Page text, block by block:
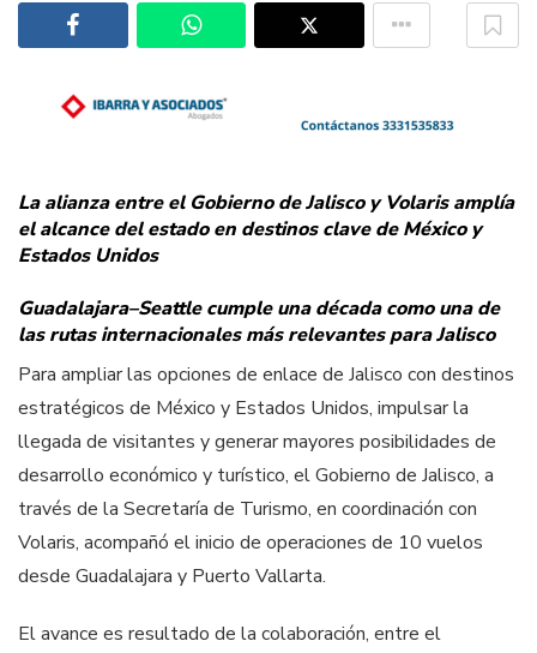
La alianza entre el Gobierno de Jalisco y Volaris amplía
el alcance del estado en destinos clave de México y
Estados Unidos
Guadalajara–Seattle cumple una década como una de
las rutas internacionales más relevantes para Jalisco
Para ampliar las opciones de enlace de Jalisco con destinos
estratégicos de México y Estados Unidos, impulsar la
llegada de visitantes y generar mayores posibilidades de
desarrollo económico y turístico, el Gobierno de Jalisco, a
través de la Secretaría de Turismo, en coordinación con
Volaris, acompañó el inicio de operaciones de 10 vuelos
desde Guadalajara y Puerto Vallarta.
El avance es resultado de la colaboración, entre el